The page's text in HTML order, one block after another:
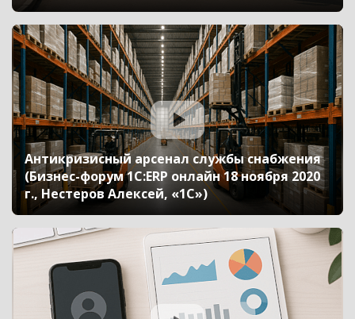
Антикризисный арсенал службы снабжения
(Бизнес-форум 1С:ERP онлайн 18 ноября 2020
г., Нестеров Алексей, «1С»)